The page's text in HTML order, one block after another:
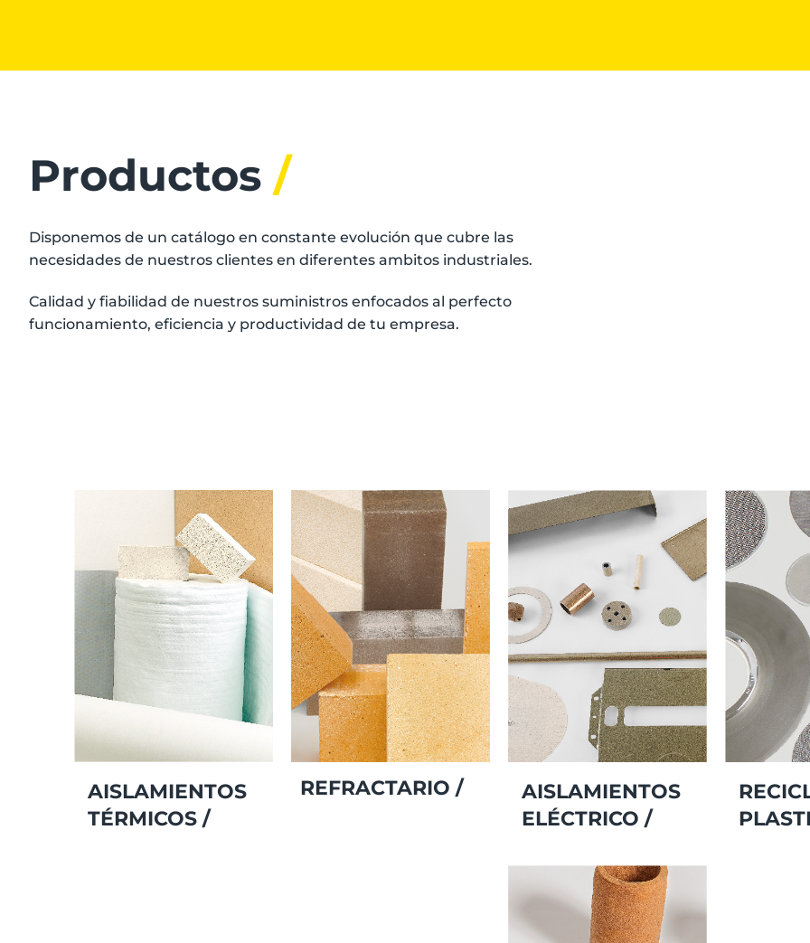
Productos /
Disponemos de un catálogo en constante evolución que cubre las
necesidades de nuestros clientes en diferentes ambitos industriales.
Calidad y fiabilidad de nuestros suministros enfocados al perfecto
funcionamiento, eficiencia y productividad de tu empresa.
AISLAMIENTOS
TÉRMICOS /
REFRACTARIO /
AISLAMIENTOS
ELÉCTRICO /